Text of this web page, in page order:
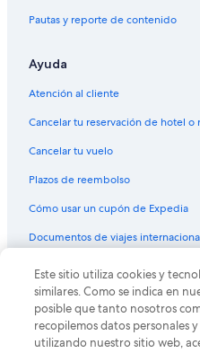
B&B en Bamboo
Resorts en Bamboo
Moteles en Bamboo
Hoteles cerca de Parque de
Hoteles cerca de Estación
Hoteles cerca de Bolick
Hoteles de ski en Valle Crucis
Hoteles cerca de Daniel
Cabañas en Blowing Rock
Casas vacacionales en
Pautas y reporte de contenido
Ayuda
Atención al cliente
Cancelar tu reservación de hotel o
Cancelar tu vuelo
Plazos de reembolso
Cómo usar un cupón de Expedia
Documentos de viajes
© 2026 Expedia, Inc., una
derechos reservados. Expedia y el
registradas o marcas comerciales
Este sitio utiliza cookies y
similares. Como se indica en
posible que tanto nosotros
recopilemos datos personales
utilizando nuestro sitio web,